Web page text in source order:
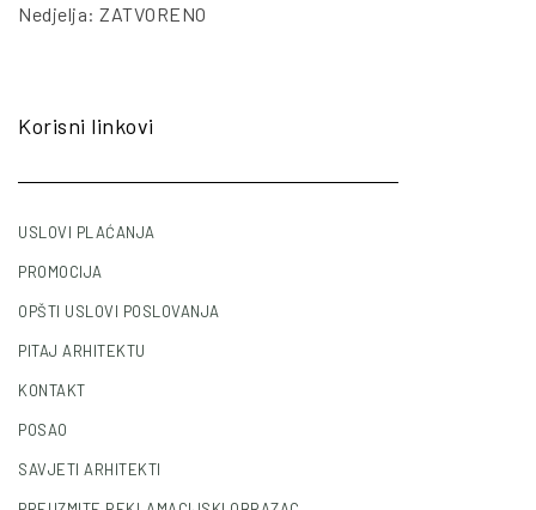
Nedjelja: ZATVORENO
Korisni linkovi
USLOVI PLAĆANJA
PROMOCIJA
OPŠTI USLOVI POSLOVANJA
PITAJ ARHITEKTU
KONTAKT
POSAO
SAVJETI ARHITEKTI